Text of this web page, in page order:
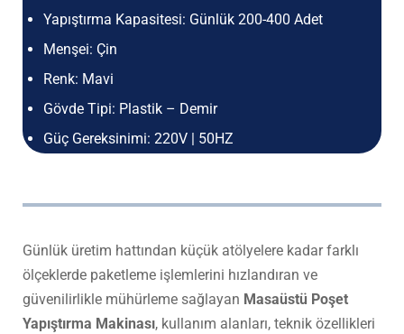
Yapıştırma Kapasitesi: Günlük 200-400 Adet
Menşei: Çin
Renk: Mavi
Gövde Tipi: Plastik – Demir
Güç Gereksinimi: 220V | 50HZ
Günlük üretim hattından küçük atölyelere kadar farklı
ölçeklerde paketleme işlemlerini hızlandıran ve
güvenilirlikle mühürleme sağlayan Masaüstü Poşet
Yapıştırma Makinası, kullanım alanları, teknik özellikleri